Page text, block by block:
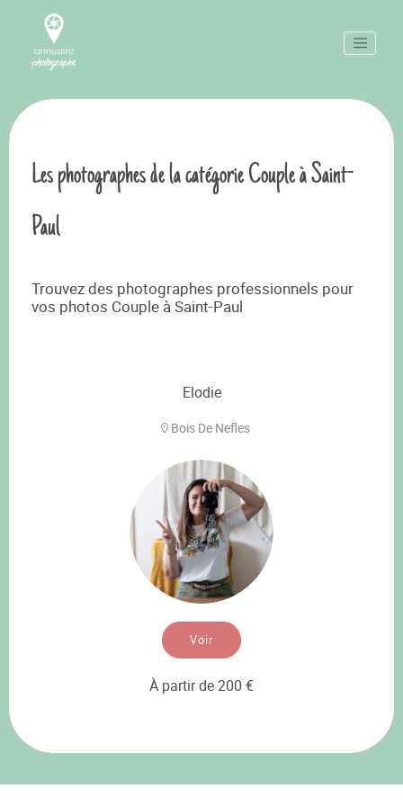
Les photographes de la catégorie Couple à Saint-
Paul
Trouvez des photographes professionnels pour
vos photos Couple à Saint-Paul
Elodie
Bois De Nefles
Voir
À partir de 200 €